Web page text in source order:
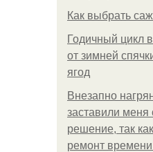
Как выбрать
Годичный цикл
от зимней
ягод
Внезапно
заставили меня
решение, так
ремонт